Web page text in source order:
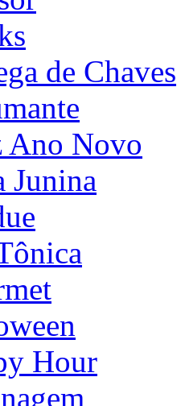
de Chaves
Novo
Junina
Hour